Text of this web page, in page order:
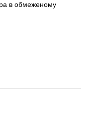
в обмеженому